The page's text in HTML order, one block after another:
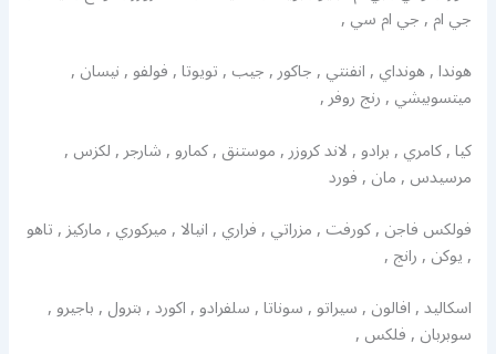
جي ام , جي ام سي ,
هوندا , هونداي , انفنتي , جاكور , جيب , تويوتا , فولفو , نيسان ,
ميتسوبيشي , رنج روفر ,
كيا , كامري , برادو , لاند كروزر , موستنق , كمارو , شارجر , لكزس ,
مرسيدس , مان , فورد
فولكس فاجن , كورفت , مزراتي , فراري , انيالا , ميركوري , ماركيز , تاهو
, يوكن , رانج ,
اسكاليد , افالون , سيراتو , سوناتا , سلفرادو , اكورد , بترول , باجيرو ,
سوبربان , فلكس ,